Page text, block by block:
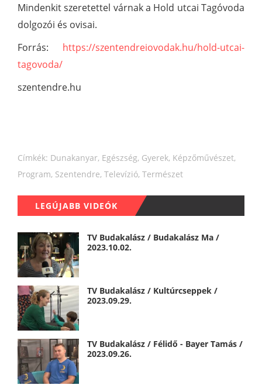
Mindenkit szeretettel várnak a Hold utcai Tagóvoda
dolgozói és ovisai.
Forrás: https://szentendreiovodak.hu/hold-utcai-
tagovoda/
szentendre.hu
Címkék: Dunakanyar, Egészség, Gyerek, Képzőművészet,
Program, Szentendre, Televízió, Természet
LEGÚJABB VIDEÓK
TV Budakalász / Budakalász Ma /
2023.10.02.
TV Budakalász / Kultúrcseppek /
2023.09.29.
TV Budakalász / Félidő - Bayer Tamás /
2023.09.26.